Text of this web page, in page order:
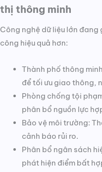
thị thông minh
Công nghệ dữ liệu lớn
công hiệu quả hơn:
Thành phố thông
để tối ưu giao thông,
Phòng chống tội
phân bổ nguồn lực
Bảo vệ môi trường:
cảnh báo rủi ro.
Phân bổ ngân sách
phát hiện điểm bất